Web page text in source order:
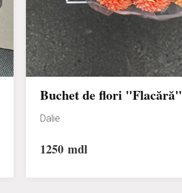
Buchet de flori "Flacără"
Dalie
1250 mdl